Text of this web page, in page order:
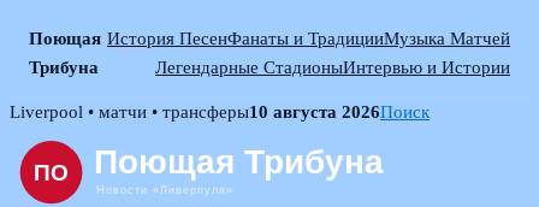
Поющая
Трибуна
История ПесенФанаты и ТрадицииМузыка Матчей
Легендарные СтадионыИнтервью и Истории
Skip
content
Liverpool • матчи • трансферы10 августа 2026Поиск